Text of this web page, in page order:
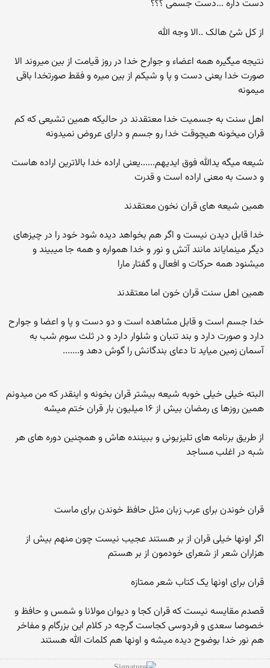
دست داره ...دست جسمی ؟؟؟
از کل شئ هالک ..الا وجه الله
نتیجه میگیره همه اعضاء و جوارح خدا در روز قیامت از بین میروند الا
صورت خدا یعنی دست و پا و شیکم از بین میره و فقط صورتخدا باقی
میمونه
اهل سنت به جسمیت خدا معتقدند در حالیکه همین تشیعی که کم
قران میخونه هیچوقت خدا رو جسم و دارای عروض نمیدونه
شیعه میگه یدالله فوق ایدیهم......یعنی اراده خدا بالاترین اراده هاست
و دست به معنی اراده است و قدرت
همین شیعه های قران نخون معتقدند
خدا قابل دیدن نیست و اگر هم بخواهد دیده شود خود را در چیزهای
دیگر مینمایاند مانند آتش و نور و خدا همواره و همه جا میبیند و
میشنود همه حرکات و افعال و گفتار مارا
همین اهل سنت قران خون اما معتقدند
خدا جسم است و قابل مشاهده است و دو دست و پا و اعضا و جوارح
دارد و صورت دارد و بند تنبان و شلوار دارد و در ثلث سوم شب به
آسمان زمین میاید تا دعای بندگانش را گوش دهد و.......
البته خیلی خیلی خوبه شیعه بیشتر قران بخونه و اینقدر که من میدونم
همین روزها ی رمضان بیش از ۱۶ میلیون بار قران ختم میشه
از طریق برنامه های تلیزیونی و ببیننده هاش و همچنین دوره های هر
شبه در اغلب مساجد
قران خوندن برای عرب زبان مثل حافظ خوندن برای ماست
اگر اونها خیلی قران از بر هستند عجیب نیست چون منهم بیش از
هزاران شعر از شعرای خودمون از بر هستم
قران برای اونها یک کتاب شعر ممتازه
قصدم مقایسه نیست که قران کجا و دیوان مولانا و شمس و حافظ و
خصوصا سعدی و فردوسی کجاست گرچه در کلام این بزرگام و مفاخر
هم نور خدا بوضوح دیده میشه و اونها هم کلمات الله هستند